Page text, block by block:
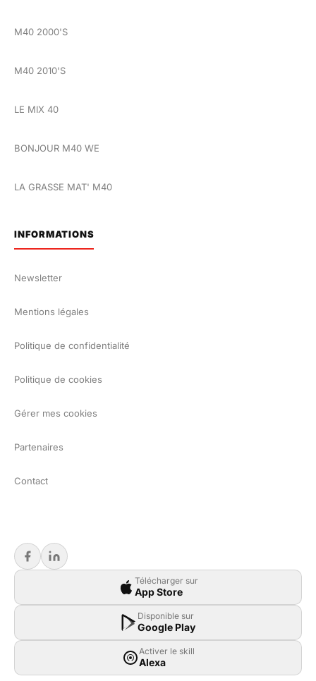
M40 2000'S
M40 2010'S
LE MIX 40
BONJOUR M40 WE
LA GRASSE MAT' M40
INFORMATIONS
Newsletter
Mentions légales
Politique de confidentialité
Politique de cookies
Gérer mes cookies
Partenaires
Contact
Télécharger sur
App Store
Disponible sur
Google Play
Activer le skill
Alexa